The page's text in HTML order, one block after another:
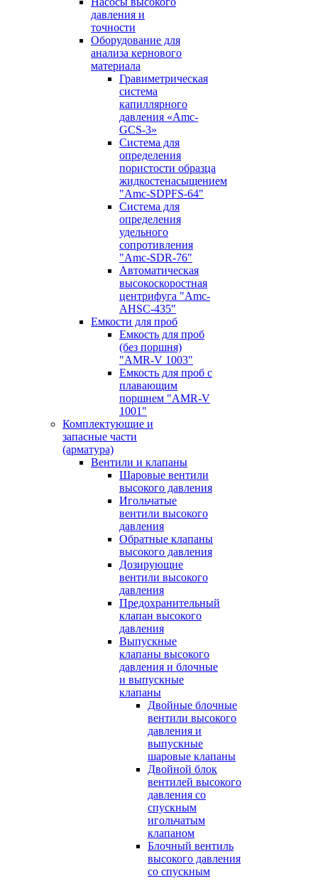
давления и
точности
Оборудование для
анализа кернового
материала
Гравиметрическая
система
капиллярного
давления «Amc-
GCS-3»
Система для
определения
пористости образца
жидкостенасыщением
"Amc-SDPFS-64"
Система для
определения
удельного
сопротивления
"Amc-SDR-76"
Автоматическая
высокоскоростная
центрифуга "Amc-
AHSC-435"
Емкости для проб
Емкость для проб
(без поршня)
"AMR-V 1003"
Емкость для проб с
плавающим
поршнем "AMR-V
1001"
Комплектующие и
запасные части
(арматура)
Вентили и клапаны
Шаровые вентили
высокого давления
Игольчатые
вентили высокого
давления
Обратные клапаны
высокого давления
Дозирующие
вентили высокого
давления
Предохранительный
клапан высокого
давления
Выпускные
клапаны высокого
давления и блочные
и выпускные
клапаны
Двойные блочные
вентили высокого
давления и
выпускные
шаровые клапаны
Двойной блок
вентилей высокого
давления со
спускным
игольчатым
клапаном
Блочный вентиль
высокого давления
со спускным